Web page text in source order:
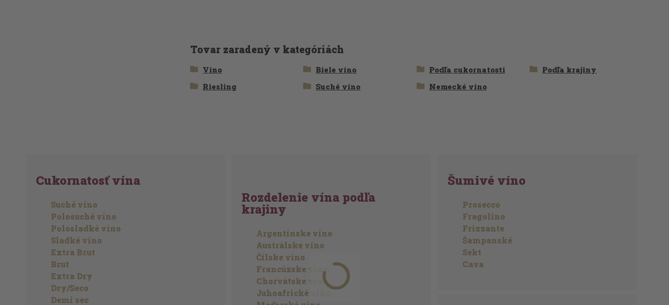
Tovar zaradený v kategóriách
Víno Biele víno Podľa cukornatosti
Podľa krajiny
Riesling
Suché víno Nemecké víno
Cukornatosť vína
Suché víno
Polosuché víno
Polosladké víno
Sladké víno
Extra Brut
Brut
Extra Dry
Dry/Seco
Demi sec
Rozdelenie vína podľa
krajiny
Argentínske víno
Austrálske víno
Čílske víno
Francúzske víno
Chorvátske víno
Juhoafrické víno
Šumivé víno
Prosecco
Fragolino
Frizzante
Šampanské
Sekt
Cava